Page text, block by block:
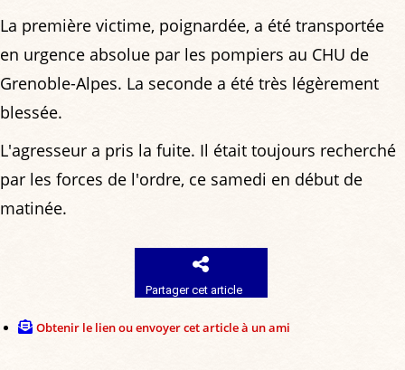
La première victime, poignardée, a été transportée
en urgence absolue par les pompiers au CHU de
Grenoble-Alpes. La seconde a été très légèrement
blessée.
L'agresseur a pris la fuite. Il était toujours recherché
par les forces de l'ordre, ce samedi en début de
matinée.
Partager cet article
Obtenir le lien ou envoyer cet article à un ami